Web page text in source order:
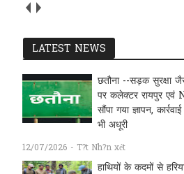
LATEST NEWS
छतौना --सड़क सुरक्षा
पर कलेक्टर रायपुर एवं
सौंपा गया ज्ञापन,
भी अधूरी
12/07/2026 - T?t Nh?n xét
हाथियों के कदमों से